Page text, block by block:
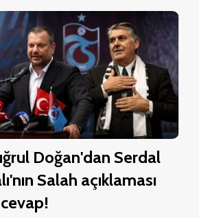
Doğan'dan Serdal
Salah açıklaması